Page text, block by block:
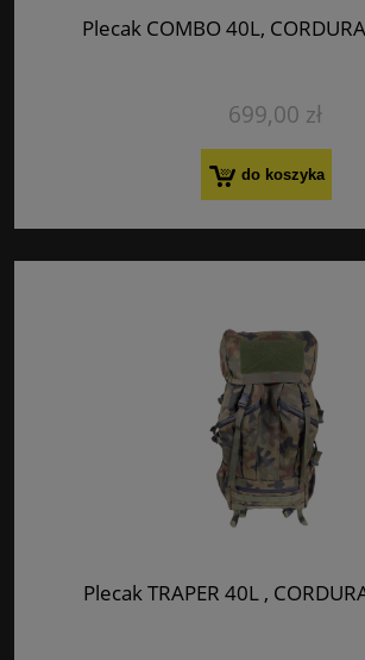
Plecak COMBO 40L,
699,00 zł
do koszyka
Plecak TRAPER 40L ,